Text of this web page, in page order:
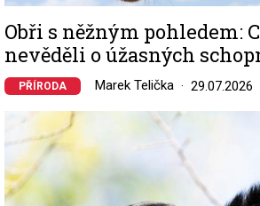
Obři s něžným pohledem:
nevěděli o úžasných
PŘÍRODA Marek Telička 29.07.2026
Image